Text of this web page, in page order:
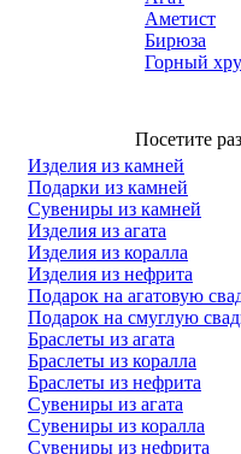
Аметист
Бирюза
Горный
Посетите
Изделия из камней
Подарки из камней
Сувениры из камней
Изделия из агата
Изделия из коралла
Изделия из нефрита
Подарок на агатовую
Подарок на смуглую
Браслеты из агата
Браслеты из коралла
Браслеты из нефрита
Сувениры из агата
Сувениры из коралла
Сувениры из нефрита